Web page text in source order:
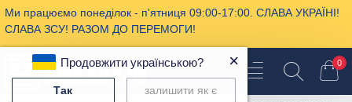
Ми працюємо понеділок - п'ятниця 09:00-17:00. СЛАВА УКРАЇНІ!
СЛАВА ЗСУ! РАЗОМ ДО ПЕРЕМОГИ!
0
Продовжити українською? ×
Так залишити як є